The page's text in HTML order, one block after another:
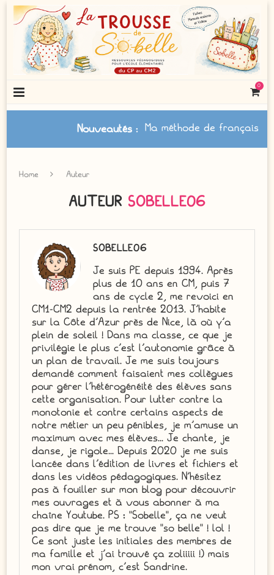
0
Nouveautés: Ma méthode de français à
Home Auteur
AUTEUR SOBELLE06
SOBELLE06
Je suis PE depuis 1994. Après
plus de 10 ans en CM, puis 7
ans de cycle 2, me revoici en
CM1-CM2 depuis la rentrée 2013. J'habite
sur la Côte d'Azur près de Nice, là où y'a
plein de soleil ! Dans ma classe, ce que je
privilégie le plus c'est l'autonomie grâce à
un plan de travail. Je me suis toujours
demandé comment faisaient mes collègues
pour gérer l'hétérogénéité des élèves sans
cette organisation. Pour lutter contre la
monotonie et contre certains aspects de
notre métier un peu pénibles, je m'amuse un
maximum avec mes élèves... Je chante, je
danse, je rigole... Depuis 2020 je me suis
lancée dans l'édition de livres et fichiers et
dans les vidéos pédagogiques. N'hésitez
pas à fouiller sur mon blog pour découvrir
mes ouvrages et à vous abonner à ma
chaîne Youtube. PS : "Sobelle", ça ne veut
pas dire que je me trouve "so belle" ! lol !
Ce sont juste les initiales des membres de
ma famille et j'ai trouvé ça zoliiiii !) mais
mon vrai prénom, c'est Sandrine.